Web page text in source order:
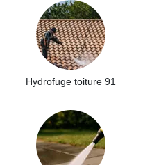
Hydrofuge toiture 91